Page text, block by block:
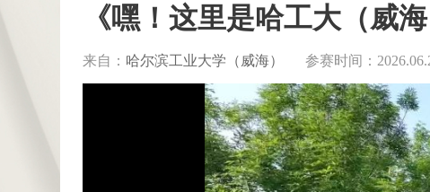
《嘿！这里是哈工大（威海
来自： 哈尔滨工业大学（威海） 参赛时间：